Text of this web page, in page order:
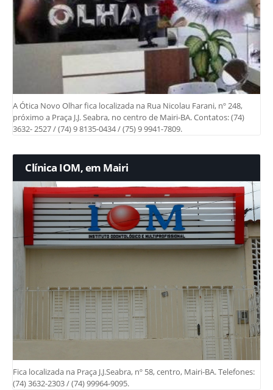
A Ótica Novo Olhar fica localizada na Rua Nicolau Farani, nº 248,
próximo a Praça J.J. Seabra, no centro de Mairi-BA. Contatos: (74)
3632- 2527 / (74) 9 8135-0434 / (75) 9 9941-7809.
Clínica IOM, em Mairi
Fica localizada na Praça J.J.Seabra, nº 58, centro, Mairi-BA. Telefones:
(74) 3632-2303 / (74) 99964-9095.